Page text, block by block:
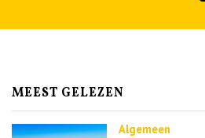
MEEST GELEZEN
Algemeen